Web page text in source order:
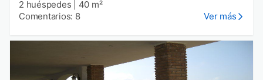
2 huéspedes
40 m²
Comentarios: 8
Ver más